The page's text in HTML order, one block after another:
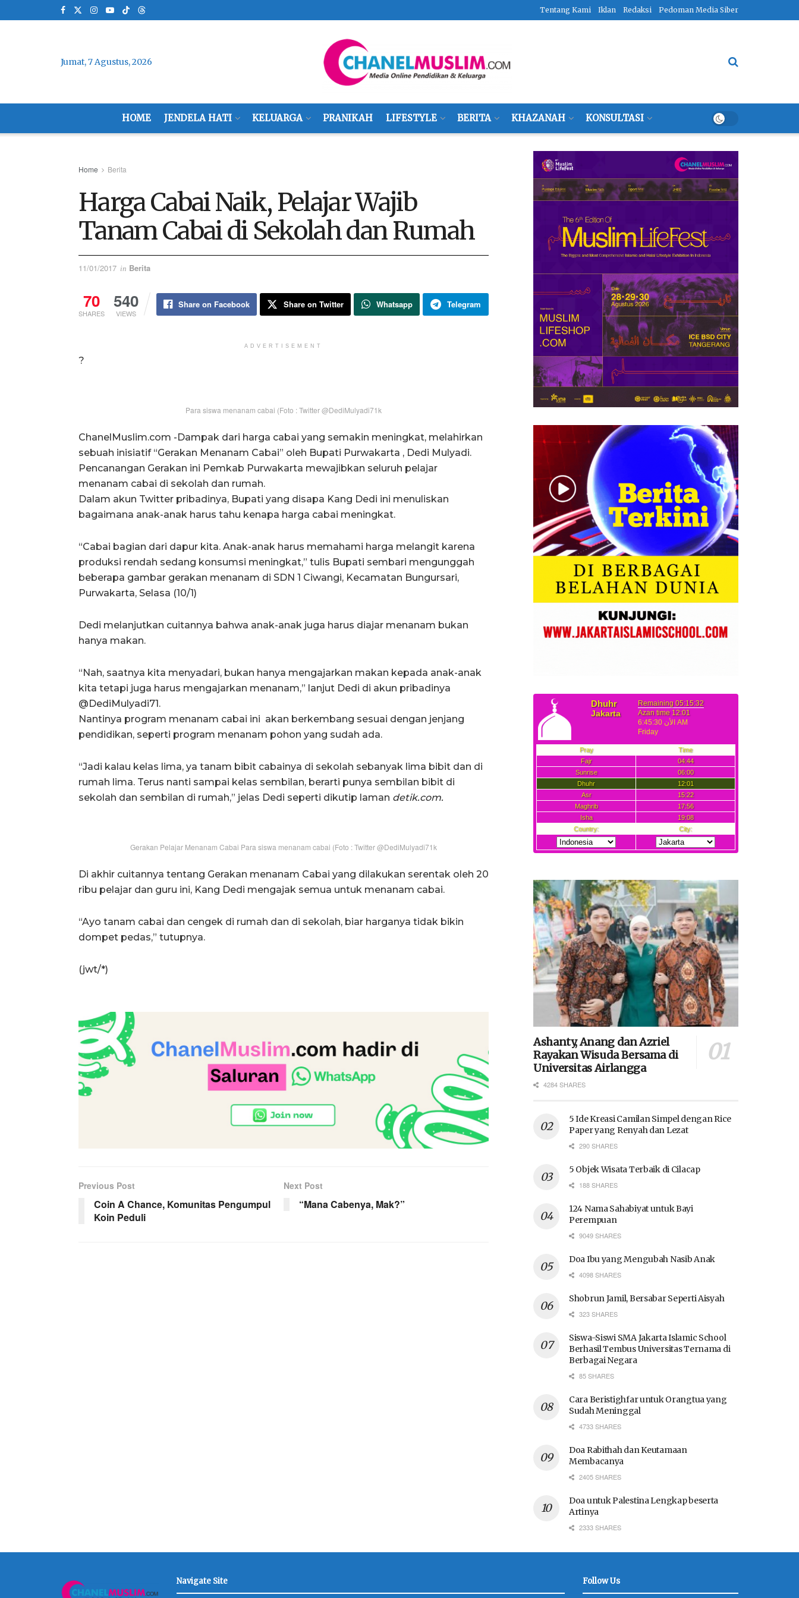
Tentang Kami Iklan Redaksi Pedoman Media Siber
Jumat, 7 Agustus, 2026
HOME JENDELA HATI KELUARGA PRANIKAH LIFESTYLE BERITA KHAZANAH KONSULTASI
Home Berita
Harga Cabai Naik, Pelajar Wajib
Tanam Cabai di Sekolah dan Rumah
11/01/2017 in Berita
70
SHARES
540
VIEWS
Share on Facebook Share on Twitter Whatsapp Telegram
ADVERTISEMENT
?
Para siswa menanam cabai (Foto : Twitter @DediMulyadi71k
ChanelMuslim.com -Dampak dari harga cabai yang semakin meningkat, melahirkan
sebuah inisiatif “Gerakan Menanam Cabai” oleh Bupati Purwakarta , Dedi Mulyadi.
Pencanangan Gerakan ini Pemkab Purwakarta mewajibkan seluruh pelajar
menanam cabai di sekolah dan rumah.
Dalam akun Twitter pribadinya, Bupati yang disapa Kang Dedi ini menuliskan
bagaimana anak-anak harus tahu kenapa harga cabai meningkat.
“Cabai bagian dari dapur kita. Anak-anak harus memahami harga melangit karena
produksi rendah sedang konsumsi meningkat,” tulis Bupati sembari mengunggah
beberapa gambar gerakan menanam di SDN 1 Ciwangi, Kecamatan Bungursari,
Purwakarta, Selasa (10/1)
Dedi melanjutkan cuitannya bahwa anak-anak juga harus diajar menanam bukan
hanya makan.
“Nah, saatnya kita menyadari, bukan hanya mengajarkan makan kepada anak-anak
kita tetapi juga harus mengajarkan menanam,” lanjut Dedi di akun pribadinya
@DediMulyadi71.
Nantinya program menanam cabai ini akan berkembang sesuai dengan jenjang
pendidikan, seperti program menanam pohon yang sudah ada.
“Jadi kalau kelas lima, ya tanam bibit cabainya di sekolah sebanyak lima bibit dan di
rumah lima. Terus nanti sampai kelas sembilan, berarti punya sembilan bibit di
sekolah dan sembilan di rumah,” jelas Dedi seperti dikutip laman detik.com.
Gerakan Pelajar Menanam Cabai Para siswa menanam cabai (Foto : Twitter @DediMulyadi71k
Di akhir cuitannya tentang Gerakan menanam Cabai yang dilakukan serentak oleh 20
ribu pelajar dan guru ini, Kang Dedi mengajak semua untuk menanam cabai.
“Ayo tanam cabai dan cengek di rumah dan di sekolah, biar harganya tidak bikin
dompet pedas,” tutupnya.
(jwt/*)
Previous Post
Coin A Chance, Komunitas Pengumpul
Koin Peduli
Next Post
“Mana Cabenya, Mak?”
Ashanty, Anang dan Azriel
Rayakan Wisuda Bersama di
Universitas Airlangga
4284 SHARES
5 Ide Kreasi Camilan Simpel dengan Rice
Paper yang Renyah dan Lezat
290 SHARES
5 Objek Wisata Terbaik di Cilacap
188 SHARES
124 Nama Sahabiyat untuk Bayi
Perempuan
9049 SHARES
Doa Ibu yang Mengubah Nasib Anak
4098 SHARES
Shobrun Jamil, Bersabar Seperti Aisyah
323 SHARES
Siswa-Siswi SMA Jakarta Islamic School
Berhasil Tembus Universitas Ternama di
Berbagai Negara
85 SHARES
Cara Beristighfar untuk Orangtua yang
Sudah Meninggal
4733 SHARES
Doa Rabithah dan Keutamaan
Membacanya
2405 SHARES
Doa untuk Palestina Lengkap beserta
Artinya
2333 SHARES
Navigate Site Follow Us